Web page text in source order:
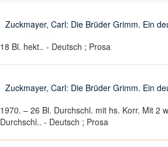
Zuckmayer, Carl: Die Brüder Grimm. Ein
18 Bl. hekt.. - Deutsch ; Prosa
Zuckmayer, Carl: Die Brüder Grimm. Ein
1970. – 26 Bl. Durchschl. mit hs. Korr. Mit 2
Durchschl.. - Deutsch ; Prosa